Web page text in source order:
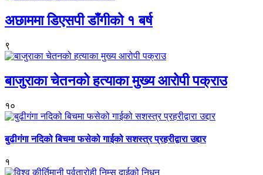
अछाममा डिएसपी डाँगीको १ बर्ष
९
बाजुराका चेतनको हत्याका मुख्य आरोपी पक्राउ
१०
बुढीगंगा नदिको बिचमा फसेको गाईको सशस्त्र प्रहरीद्वारा उद्दार
१